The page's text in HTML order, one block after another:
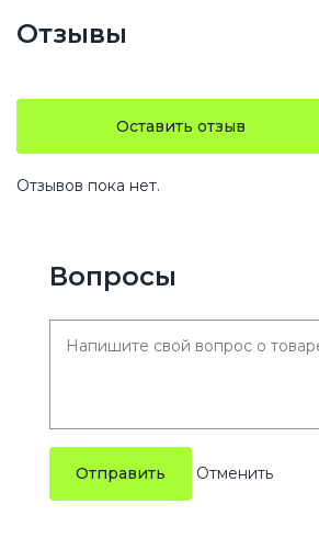
Отзывы
Оставить отзыв
Отзывов пока нет.
Вопросы
Отправить